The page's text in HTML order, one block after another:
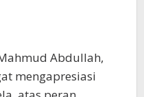
Abdullah,
mengapresiasi